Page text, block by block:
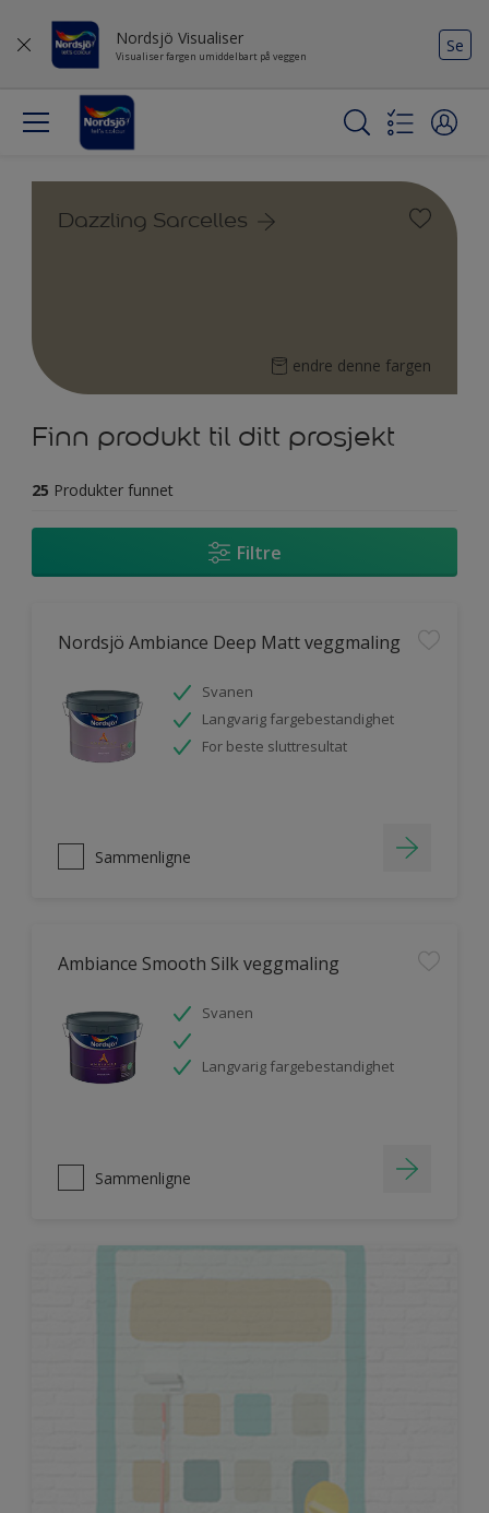
Nordsjö Visualiser
Visualiser fargen umiddelbart på veggen
Se
Dazzling Sarcelles
endre denne fargen
Finn produkt til ditt prosjekt
25 Produkter funnet
Filtre
Nordsjö Ambiance Deep Matt veggmaling
Svanen
Langvarig fargebestandighet
For beste sluttresultat
Sammenligne
Ambiance Smooth Silk veggmaling
Svanen
Langvarig fargebestandighet
Sammenligne